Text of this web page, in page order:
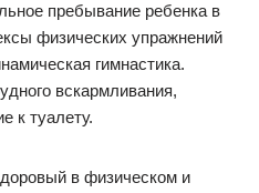
пребывание ребенка в
физических упражнений
гимнастика.
вскармливания,
к туалету.
в физическом и